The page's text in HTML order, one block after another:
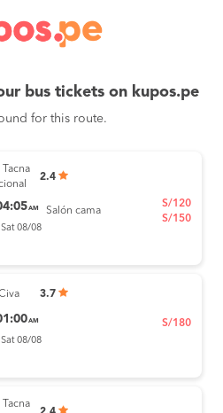
bus tickets on kupos.pe
for this route.
Tacna
2.4
AM
Sat 08/08
Salón cama
S/120
S/150
3.7
AM
Sat 08/08
S/180
Tacna